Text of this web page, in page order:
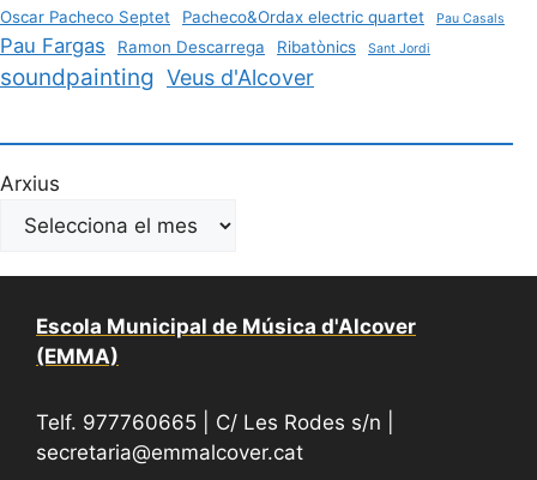
Oscar Pacheco Septet
Pacheco&Ordax electric quartet Pau Casals
Pau Fargas Ramon Descarrega Ribatònics Sant Jordi
soundpainting Veus d'Alcover
Arxius
Escola Municipal de Música d'Alcover
(EMMA)
Telf. 977760665 | C/ Les Rodes s/n |
secretaria@emmalcover.cat